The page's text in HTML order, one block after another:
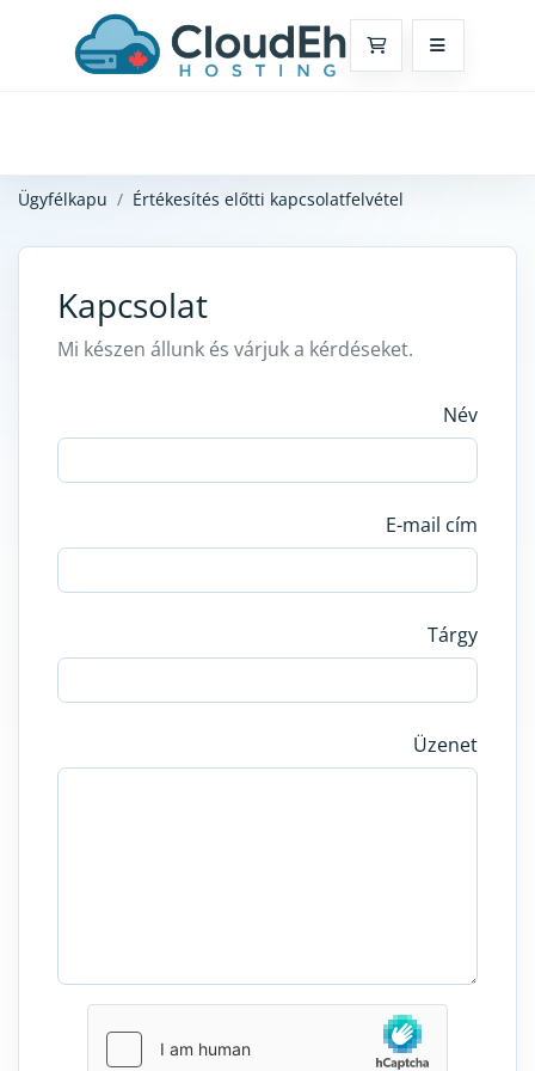
Bevásárlókosár
Ügyfélkapu Értékesítés előtti kapcsolatfelvétel
Kapcsolat
Mi készen állunk és várjuk a kérdéseket.
Név
E-mail cím
Tárgy
Üzenet